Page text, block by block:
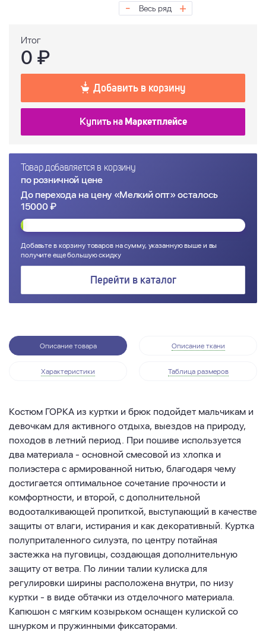
- Весь ряд +
Итог
0 ₽
Добавить в корзину
Купить на Маркетплейсе
Товар добавляется в корзину
по розничной цене
До перехода на цену «Мелкий опт» осталось
15000 ₽
Добавьте в корзину товаров на сумму, указанную выше и вы
получите еще большую скидку
Перейти в каталог
Описание товара Описание ткани
Характеристики Таблица размеров
Костюм ГОРКА из куртки и брюк подойдет мальчикам и
девочкам для активного отдыха, выездов на природу,
походов в летний период. При пошиве используется
два материала - основной смесовой из хлопка и
полиэстера с армированной нитью, благодаря чему
достигается оптимальное сочетание прочности и
комфортности, и второй, с дополнительной
водооталкивающей пропиткой, выступающий в качестве
защиты от влаги, истирания и как декоративный. Куртка
полуприталенного силуэта, по центру потайная
застежка на пуговицы, создающая дополнительную
защиту от ветра. По линии талии кулиска для
регулировки ширины расположена внутри, по низу
куртки - в виде обтачки из отделочного материала.
Капюшон с мягким козырьком оснащен кулиской со
шнурком и пружинными фиксаторами.